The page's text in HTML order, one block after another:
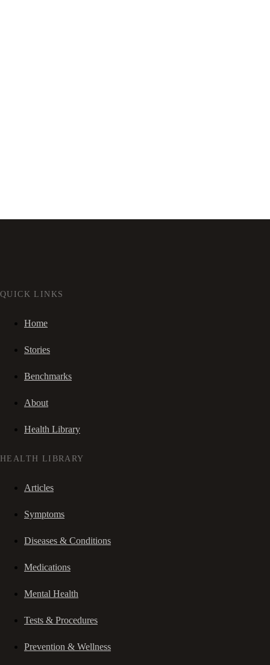
QUICK LINKS
Home
Stories
Benchmarks
About
Health Library
HEALTH LIBRARY
Articles
Symptoms
Diseases & Conditions
Medications
Mental Health
Tests & Procedures
Prevention & Wellness